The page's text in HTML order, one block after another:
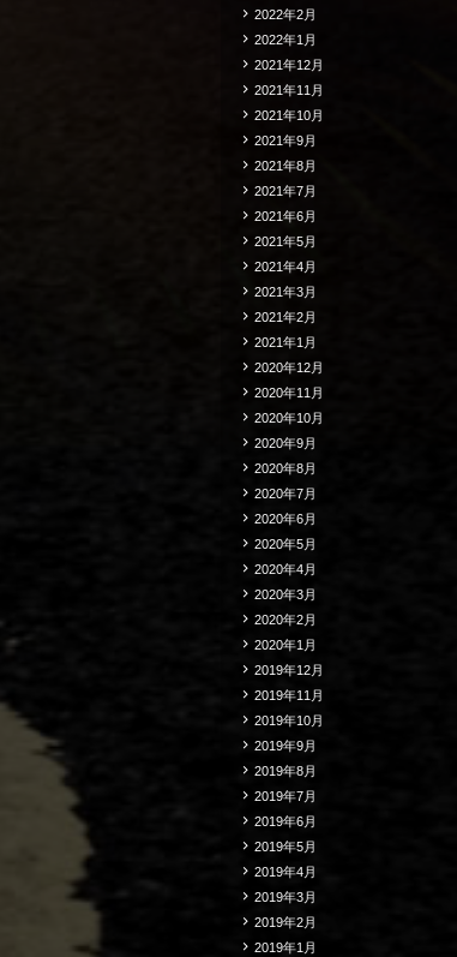
2022年2月
2022年1月
2021年12月
2021年11月
2021年10月
2021年9月
2021年8月
2021年7月
2021年6月
2021年5月
2021年4月
2021年3月
2021年2月
2021年1月
2020年12月
2020年11月
2020年10月
2020年9月
2020年8月
2020年7月
2020年6月
2020年5月
2020年4月
2020年3月
2020年2月
2020年1月
2019年12月
2019年11月
2019年10月
2019年9月
2019年8月
2019年7月
2019年6月
2019年5月
2019年4月
2019年3月
2019年2月
2019年1月